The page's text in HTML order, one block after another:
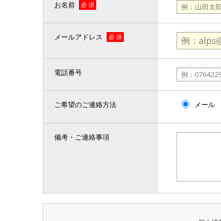
お名前 必 須
メールアドレス 必 須
電話番号
ご希望のご連絡方法 メール
備考・ご連絡事項